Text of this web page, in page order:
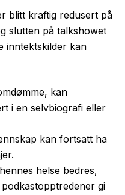
blitt kraftig redusert på
slutten på talkshowet
inntektskilder kan
kan
i en selvbiografi eller
kan fortsatt ha
helse bedres,
gi